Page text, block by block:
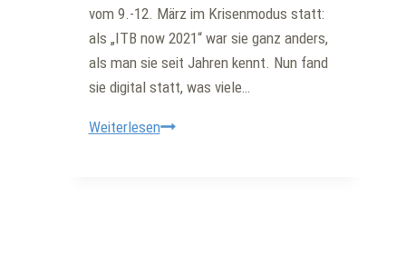
vom 9.-12. März im Krisenmodus statt:
als „ITB now 2021“ war sie ganz anders,
als man sie seit Jahren kennt. Nun fand
sie digital statt, was viele…
WeiterlesenITB